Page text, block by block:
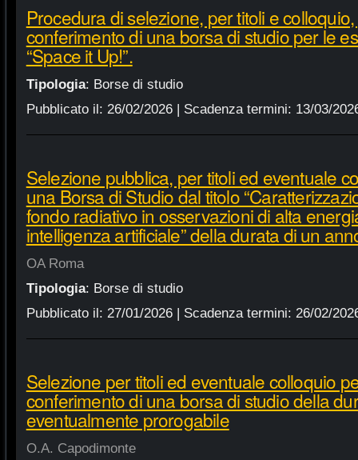
Procedura di selezione, per titoli e
conferimento di una borsa di studio per le
“Space it Up!”.
Tipologia: Borse di studio
Pubblicato il: 26/02/2026| Scadenza termini: 13/03/
Selezione pubblica, per titoli ed eventuale
una Borsa di Studio dal titolo
fondo radiativo in osservazioni di alta
intelligenza artificiale” della durata di un
OA Roma
Tipologia: Borse di studio
Pubblicato il: 27/01/2026| Scadenza termini: 26/02/
Selezione per titoli ed eventuale colloquio
conferimento di una borsa di studio della
eventualmente prorogabile
O.A. Capodimonte